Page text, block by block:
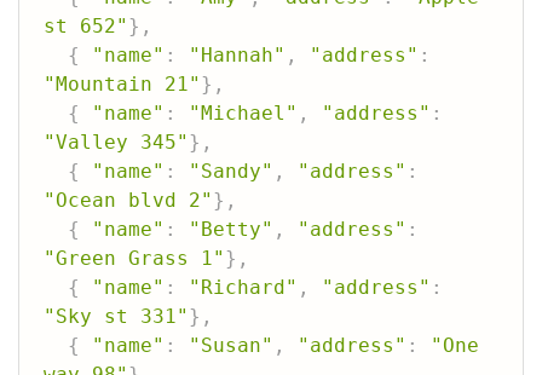
st 652" } ,
{
"name" : "Hannah" , "address" :
"Mountain 21" } ,
{
"name" : "Michael" , "address" :
"Valley 345" } ,
{
"name" : "Sandy" , "address" :
"Ocean blvd 2" } ,
{
"name" : "Betty" , "address" :
"Green Grass 1" } ,
{
"name" : "Richard" , "address" :
"Sky st 331" } ,
{
"name" : "Susan" , "address" :
"One